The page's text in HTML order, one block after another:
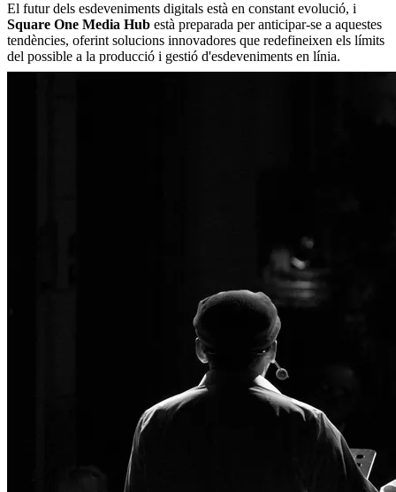
El futur dels esdeveniments digitals està en constant evolució, i
Square One Media Hub està preparada per anticipar-se a aquestes
tendències, oferint solucions innovadores que redefineixen els límits
del possible a la producció i gestió d'esdeveniments en línia.